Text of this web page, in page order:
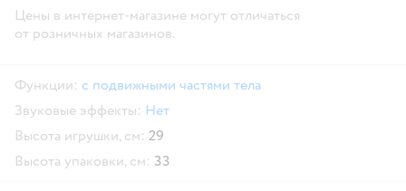
Цены в интернет-магазине могут отличаться
от розничных магазинов.
Функции: с подвижными частями тела
Звуковые эффекты: Нет
Высота игрушки, см: 29
Высота упаковки, см: 33